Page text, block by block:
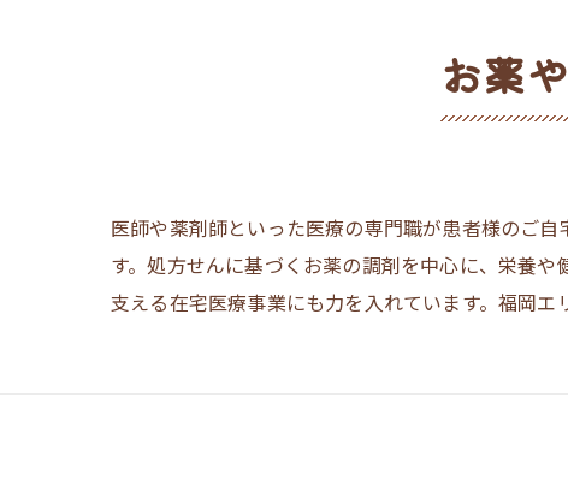
お薬
医師や薬剤師といった医療の専門職が患者様のご
す。処方せんに基づくお薬の調剤を中心に、栄養
支える在宅医療事業にも力を入れています。福岡エ